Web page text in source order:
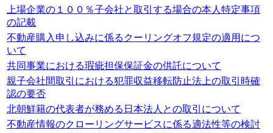
上場企業の１００％子会社と取引する場合の本人特定事項
の記載
不動産購入申し込みに係るクーリングオフ規定の適用につ
いて
共同事業における瑕疵担保保証金の供託について
親子会社間取引における犯罪収益移転防止法上の取引時確
認の要否
北朝鮮籍の代表者が務める日本法人との取引について
不動産情報のクローリングサービスに係る適法性等の検討